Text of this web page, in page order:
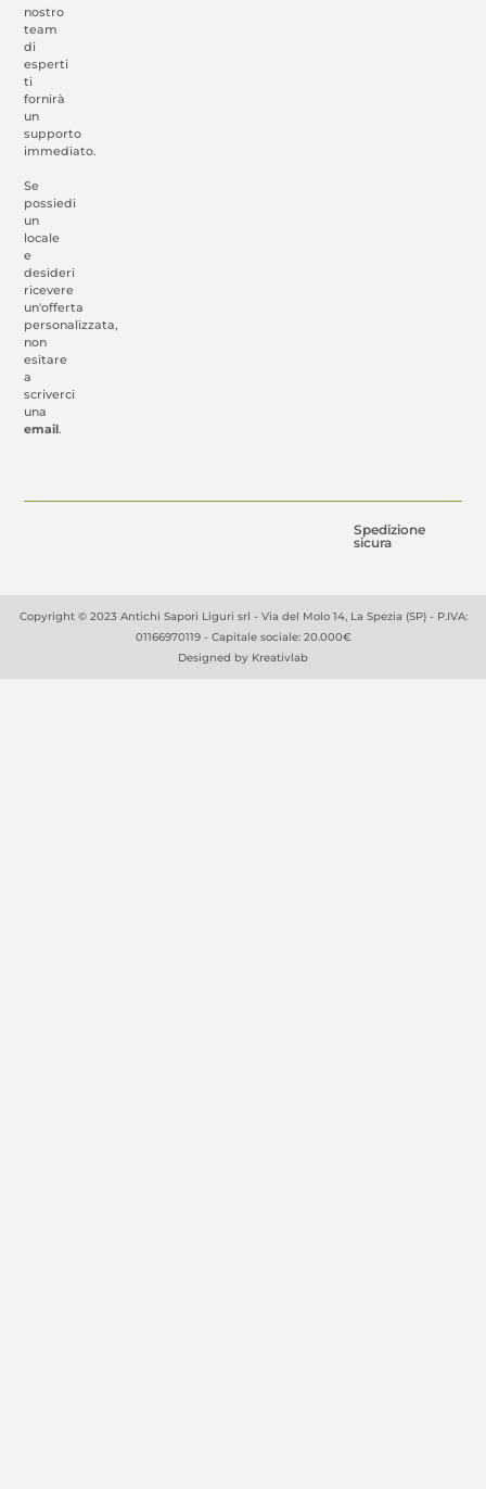
nostro
team
di
esperti
ti
fornirà
un
supporto
immediato.
Se
possiedi
un
locale
e
desideri
ricevere
un'offerta
personalizzata,
non
esitare
a
scriverci
una
email.
Spedizione
sicura
Copyright © 2023 Antichi Sapori Liguri srl - Via del Molo 14, La Spezia (SP) - P.IVA:
01166970119 - Capitale sociale: 20.000€
Designed by Kreativlab